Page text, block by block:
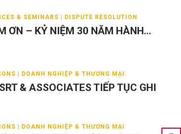
& SEMINARS | DISPUTE RESOLUTION
ƠN – KỶ NIỆM 30 NĂM HÀNH...
| DOANH NGHIỆP & THƯƠNG MẠI
& ASSOCIATES TIẾP TỤC GHI
| DOANH NGHIỆP & THƯƠNG MẠI